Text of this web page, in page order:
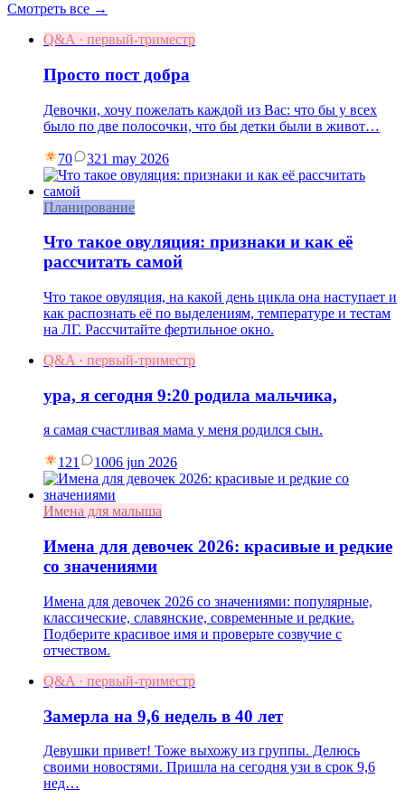
Смотреть все →
Q&A · первый-триместр
Просто пост добра
Девочки, хочу пожелать каждой из Вас: что бы у всех
было по две полосочки, что бы детки были в живот…
70 321 may 2026
Планирование
Что такое овуляция: признаки и как её
рассчитать самой
Что такое овуляция, на какой день цикла она наступает и
как распознать её по выделениям, температуре и тестам
на ЛГ. Рассчитайте фертильное окно.
Q&A · первый-триместр
ура, я сегодня 9:20 родила мальчика,
я самая счастливая мама у меня родился сын.
121 1006 jun 2026
Имена для малыша
Имена для девочек 2026: красивые и редкие
со значениями
Имена для девочек 2026 со значениями: популярные,
классические, славянские, современные и редкие.
Подберите красивое имя и проверьте созвучие с
отчеством.
Q&A · первый-триместр
Замерла на 9,6 недель в 40 лет
Девушки привет! Тоже выхожу из группы. Делюсь
своими новостями. Пришла на сегодня узи в срок 9,6
нед…